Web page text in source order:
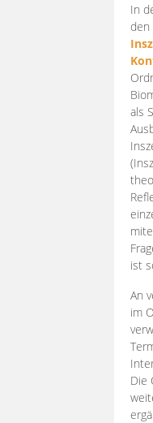
In
den
als
ist
An
im
Die